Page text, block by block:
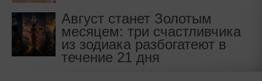
Август станет Золотым
месяцем: три счастливчика
из зодиака разбогатеют в
течение 21 дня